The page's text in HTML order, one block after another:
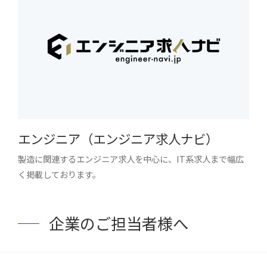
エンジニア（エンジニア求人ナビ）
製造に関連するエンジニア求人を中心に、IT系求人まで幅広
く掲載しております。
企業のご担当者様へ